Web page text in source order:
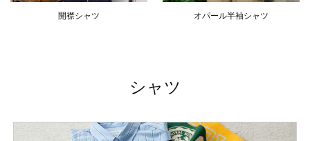
開襟シャツ オパール半袖シャツ
シャツ